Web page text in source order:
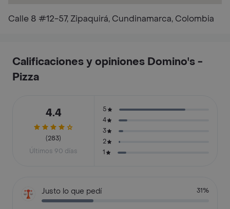
Calle 8 #12-57, Zipaquirá, Cundinamarca, Colombia
Calificaciones y opiniones Domino's -
Pizza
4.4
(283)
Últimos 90 días
5
4
3
2
1
Justo lo que pedí 31%